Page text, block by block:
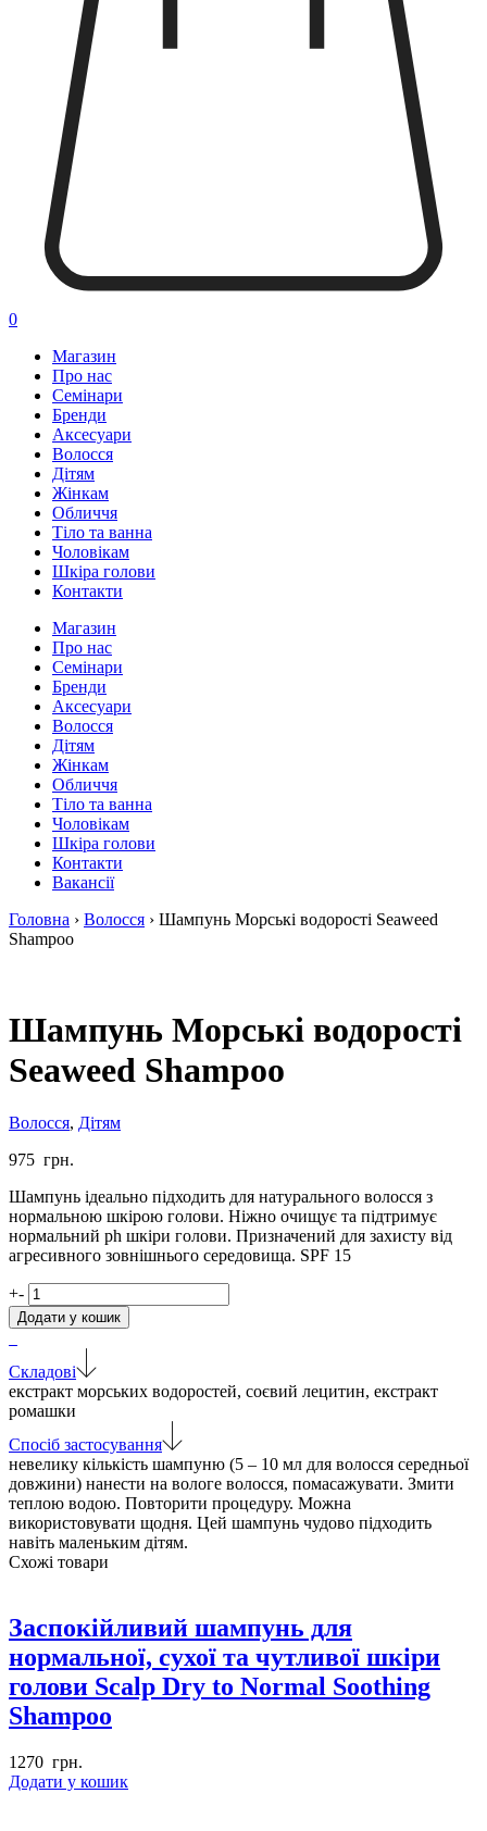
0
Магазин
Про нас
Семінари
Бренди
Аксесуари
Волосся
Дітям
Жінкам
Обличчя
Тіло та ванна
Чоловікам
Шкіра голови
Контакти
Магазин
Про нас
Семінари
Бренди
Аксесуари
Волосся
Дітям
Жінкам
Обличчя
Тіло та ванна
Чоловікам
Шкіра голови
Контакти
Вакансії
Головна › Волосся › Шампунь Морські водорості Seaweed
Shampoo
Шампунь Морські водорості
Seaweed Shampoo
Волосся, Дітям
975 грн.
Шампунь ідеально підходить для натурального волосся з
нормальною шкірою голови. Ніжно очищує та підтримує
нормальний ph шкіри голови. Призначений для захисту від
агресивного зовнішнього середовища. SPF 15
+- Шампунь
Морські
водорості
Seaweed
Shampoo
кількість
Додати у кошик
Складові
екстракт морських водоростей, соєвий лецитин, екстракт
ромашки
Спосіб застосування
невелику кількість шампуню (5 – 10 мл для волосся середньої
довжини) нанести на вологе волосся, помасажувати. Змити
теплою водою. Повторити процедуру. Можна
використовувати щодня. Цей шампунь чудово підходить
навіть маленьким дітям.
Схожі товари
Заспокійливий шампунь для
нормальної, сухої та чутливої шкіри
голови Scalp Dry to Normal Soothing
Shampoo
1270 грн.
Додати у кошик